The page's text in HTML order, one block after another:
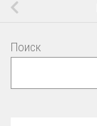
Поиск